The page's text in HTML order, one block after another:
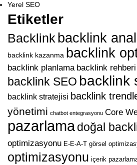
Yerel SEO
Etiketler
Backlink backlink
backlink kazanma backlink
backlink planlama backlink rehberi
backlink SEO backlink
backlink stratejisi backlink
yönetimi chatbot entegrasyonu Core
pazarlamadoğal
optimizasyonu E-E-A-T görsel
optimizasyonu içerik